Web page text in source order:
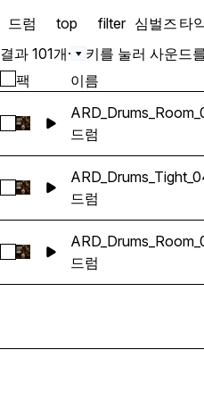
드럼 top filter 심벌즈 타
결과 101개· 키를 눌러 사운드
팩 이름
ARD_Drums_Room_05_110BPM
드럼
ARD_Drums_Tight_04_115BPM
드럼
ARD_Drums_Room_04_110BPM
드럼